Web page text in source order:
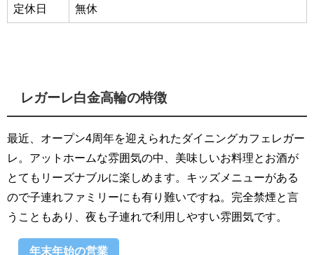
定休日 無休
レガーレ白金高輪の特徴
最近、オープン4周年を迎えられたダイニングカフェレガー
レ。アットホームな雰囲気の中、美味しいお料理とお酒が
とてもリーズナブルに楽しめます。キッズメニューがある
ので子連れファミリーにも有り難いですね。完全禁煙と言
うこともあり、夜も子連れで利用しやすい雰囲気です。
年末年始の営業